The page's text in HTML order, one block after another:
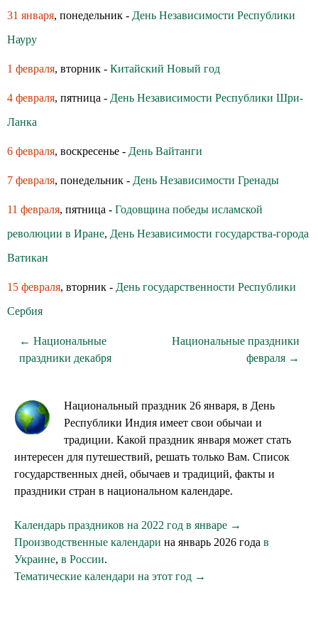
31 января, понедельник - День Независимости Республики
Науру
1 февраля, вторник - Китайский Новый год
4 февраля, пятница - День Независимости Республики Шри-
Ланка
6 февраля, воскресенье - День Вайтанги
7 февраля, понедельник - День Независимости Гренады
11 февраля, пятница - Годовщина победы исламской
революции в Иране, День Независимости государства-города
Ватикан
15 февраля, вторник - День государственности Республики
Сербия
← Национальные
праздники декабря
Национальные праздники
февраля →
Национальный праздник 26 января, в День
Республики Индия имеет свои обычаи и
традиции. Какой праздник января может стать
интересен для путешествий, решать только Вам. Список
государственных дней, обычаев и традиций, факты и
праздники стран в национальном календаре.
Календарь праздников на 2022 год в январе →
Производственные календари на январь 2026 года в
Украине, в России.
Тематические календари на этот год →